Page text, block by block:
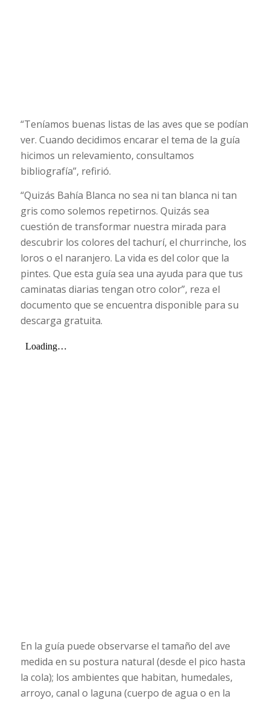
“Teníamos buenas listas de las aves que se podían
ver. Cuando decidimos encarar el tema de la guía
hicimos un relevamiento, consultamos
bibliografía”, refirió.
“Quizás Bahía Blanca no sea ni tan blanca ni tan
gris como solemos repetirnos. Quizás sea
cuestión de transformar nuestra mirada para
descubrir los colores del tachurí, el churrinche, los
loros o el naranjero. La vida es del color que la
pintes. Que esta guía sea una ayuda para que tus
caminatas diarias tengan otro color”, reza el
documento que se encuentra disponible para su
descarga gratuita.
En la guía puede observarse el tamaño del ave
medida en su postura natural (desde el pico hasta
la cola); los ambientes que habitan, humedales,
arroyo, canal o laguna (cuerpo de agua o en la